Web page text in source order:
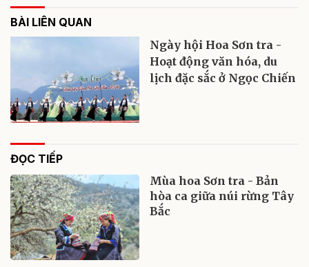
BÀI LIÊN QUAN
Ngày hội Hoa Sơn tra -
Hoạt động văn hóa, du
lịch đặc sắc ở Ngọc Chiến
ĐỌC TIẾP
Mùa hoa Sơn tra - Bản
hòa ca giữa núi rừng Tây
Bắc